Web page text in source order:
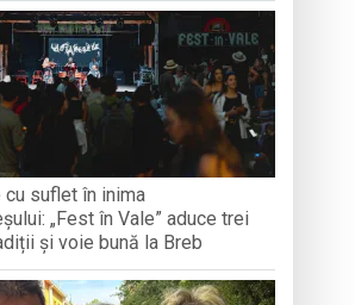
MOMENTE ARTISTICE
suflet în inima
„Fest în Vale” aduce trei
și voie bună la Breb